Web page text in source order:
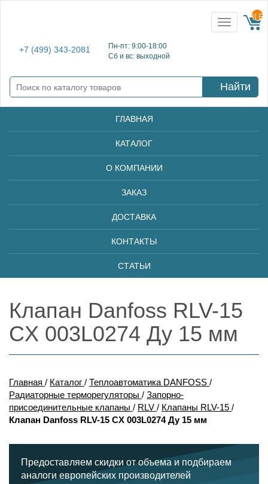
+7 (499) 343-2081
Пн-пт: 9:00-18:00
Сб и вс: выходной
Toggle
navigation
{{
Найти
ГЛАВНАЯ
КАТАЛОГ
О КОМПАНИИ
ЗАКАЗ
ДОСТАВКА
КОНТАКТЫ
СТАТЬИ
Клапан Danfoss RLV-15
CX 003L0274 Ду 15 мм
Главная / Каталог / Теплоавтоматика DANFOSS /
Радиаторные терморегуляторы / Запорно-
присоединительные клапаны / RLV / Клапаны RLV-15 /
Клапан Danfoss RLV-15 CX 003L0274 Ду 15 мм
Предоставляем скидки от объема и подбираем
аналоги европейских производителей